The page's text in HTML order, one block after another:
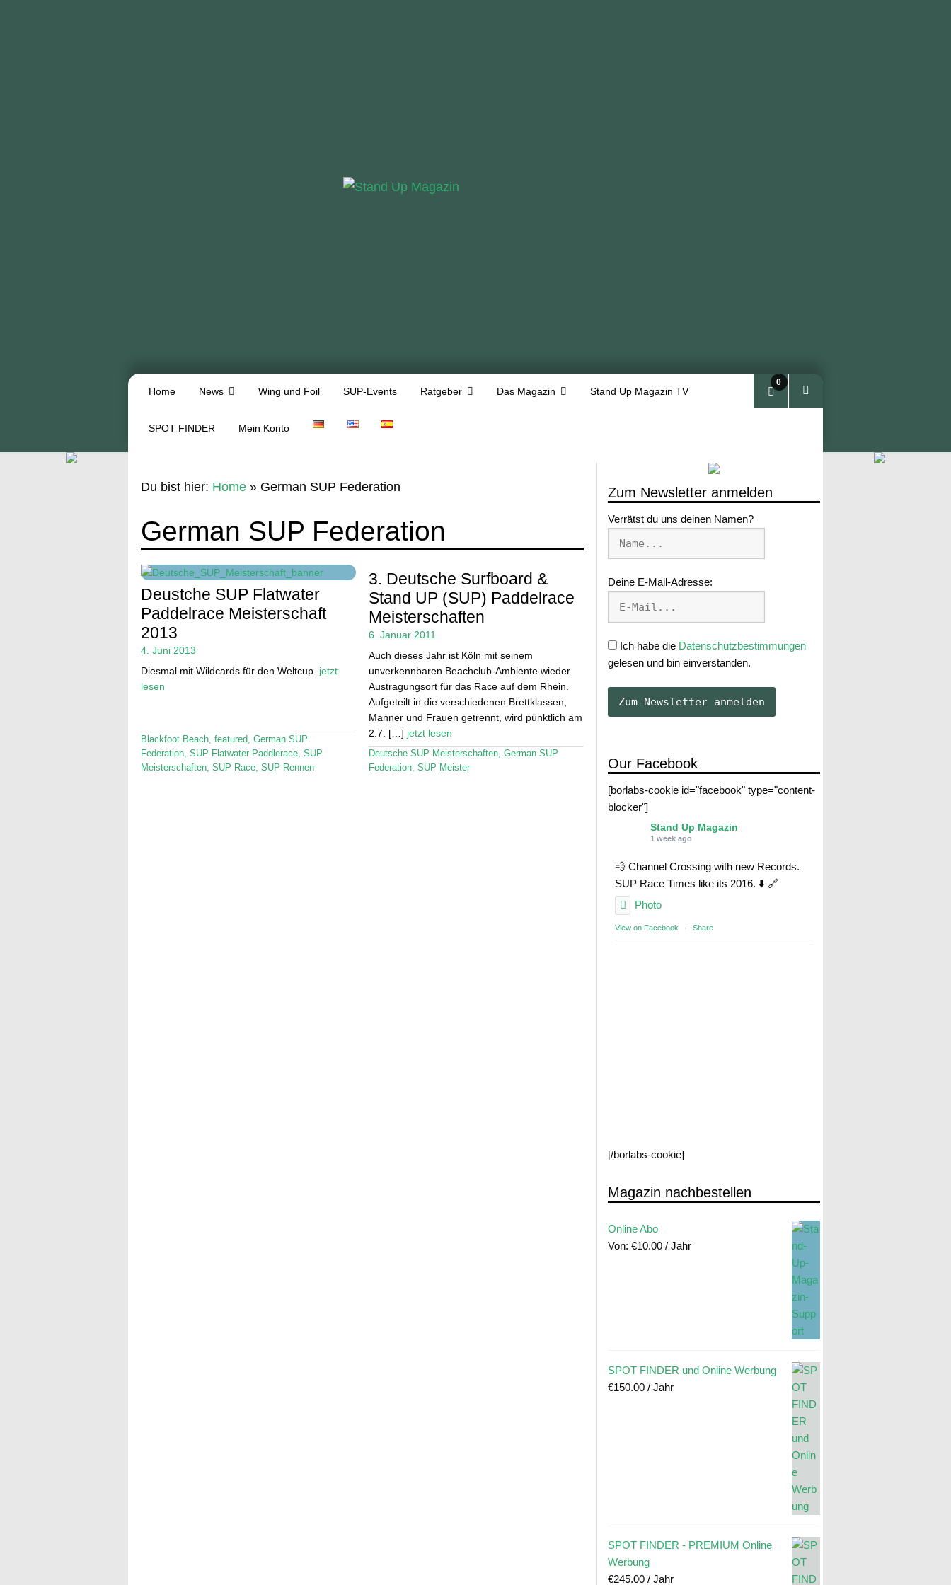
Home News Wing und Foil SUP-Events Ratgeber Das Magazin Stand Up Magazin TV
SPOT FINDER Mein Konto
0
Zum Newsletter anmelden
Verrätst du uns deinen Namen?
Deine E-Mail-Adresse:
Ich habe die Datenschutzbestimmungen
gelesen und bin einverstanden.
Our Facebook
[borlabs-cookie id="facebook" type="content-
blocker"]
Stand Up Magazin
1 week ago
💨 Channel Crossing with new Records.
SUP Race Times like its 2016. ⬇️ 🔗
Photo
View on Facebook · Share
[/borlabs-cookie]
Magazin nachbestellen
Online Abo
Von: €10.00 / Jahr
SPOT FINDER und Online Werbung
€150.00 / Jahr
SPOT FINDER - PREMIUM Online
Werbung
€245.00 / Jahr
Du bist hier: Home» German SUP Federation
German SUP Federation
Deustche SUP Flatwater
Paddelrace Meisterschaft
2013
4. Juni 2013
Diesmal mit Wildcards für den Weltcup. jetzt
lesen
Blackfoot Beach, featured, German SUP
Federation, SUP Flatwater Paddlerace, SUP
Meisterschaften, SUP Race, SUP Rennen
3. Deutsche Surfboard &
Stand UP (SUP) Paddelrace
Meisterschaften
6. Januar 2011
Auch dieses Jahr ist Köln mit seinem
unverkennbaren Beachclub-Ambiente wieder
Austragungsort für das Race auf dem Rhein.
Aufgeteilt in die verschiedenen Brettklassen,
Männer und Frauen getrennt, wird pünktlich am
2.7. […] jetzt lesen
Deutsche SUP Meisterschaften, German SUP
Federation, SUP Meister